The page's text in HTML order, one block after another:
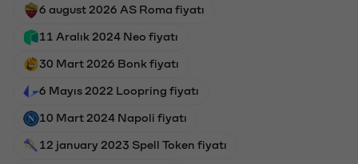
6 august 2026 AS Roma fiyatı
11 Aralık 2024 Neo fiyatı
30 Mart 2026 Bonk fiyatı
6 Mayıs 2022 Loopring fiyatı
10 Mart 2024 Napoli fiyatı
12 january 2023 Spell Token fiyatı